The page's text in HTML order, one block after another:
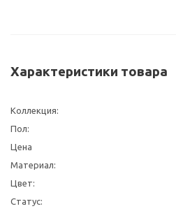
Характеристики товара
Коллекция:
Пол:
Цена
Материал:
Цвет:
Статус: